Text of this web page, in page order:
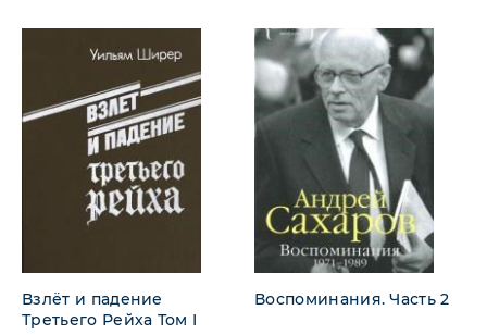
Взлёт и падение
Третьего Рейха Том I
Воспоминания. Часть 2